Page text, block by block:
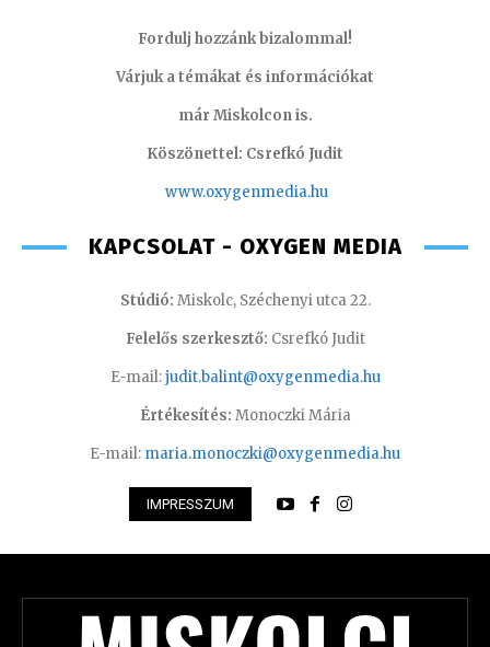
Fordulj hozzánk bizalommal!
Várjuk a témákat és információkat
már Miskolcon is.
Köszönettel: Csrefkó Judit
www.oxygenmedia.hu
KAPCSOLAT - OXYGEN MEDIA
Stúdió: Miskolc, Széchenyi utca 22.
Felelős szerkesztő: Csrefkó Judit
E-mail:judit.balint@oxygenmedia.hu
Értékesítés: Monoczki Mária
E-mail: maria.monoczki@oxygenmedia.hu
IMPRESSZUM